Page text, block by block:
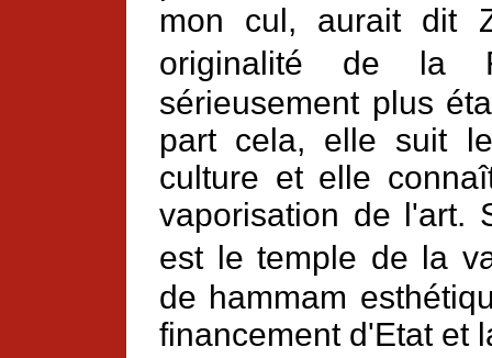
mon cul, aurait dit
originalité de la
sérieusement plus
part cela, elle suit
culture et elle
vaporisation de l'art.
est le temple de la
de hammam
financement d'Etat et